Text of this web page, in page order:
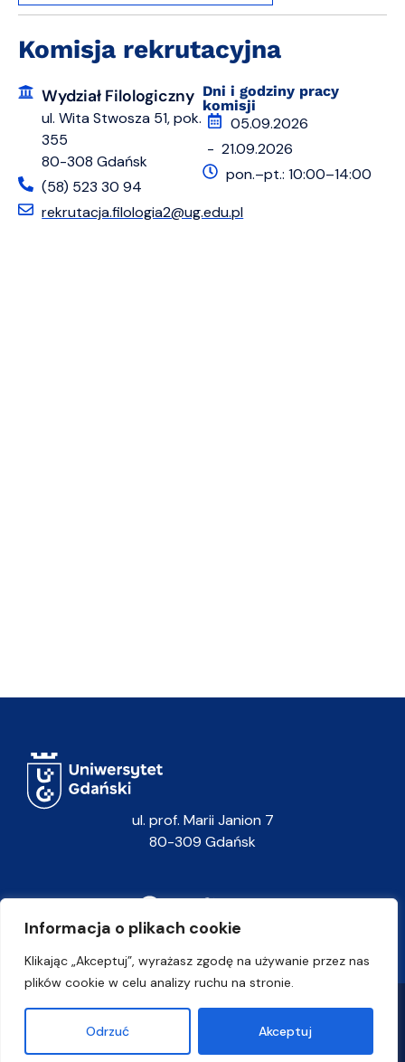
Informacja o plikach cookie
Klikając „Akceptuj”, wyrażasz zgodę na używanie przez nas
plików cookie w celu analizy ruchu na stronie.
Odrzuć Akceptuj
Komisja rekrutacyjna
Wydział Filologiczny
ul. Wita Stwosza 51, pok.
355
80-308 Gdańsk
(58) 523 30 94
rekrutacja.filologia2@ug.edu.pl
Dni i godziny pracy
komisji
05.09.2026
- 21.09.2026
pon.–pt.: 10:00–14:00
ul. prof. Marii Janion 7
80-309 Gdańsk
Polityka prywatności